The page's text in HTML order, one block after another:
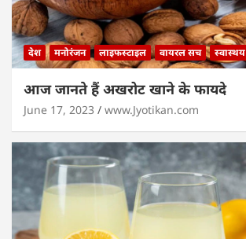
देश मनोरंजन लाइफस्टाइल वायरल सच स्वास्थय
आज जानते हैं अखरोट खाने के फायदे
June 17, 2023 www.Jyotikan.com